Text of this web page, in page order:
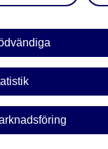
Avtal och
Mina sidor –
Mitt bostadsköp
Vår sparrobot Nora
eller app.
och säkra